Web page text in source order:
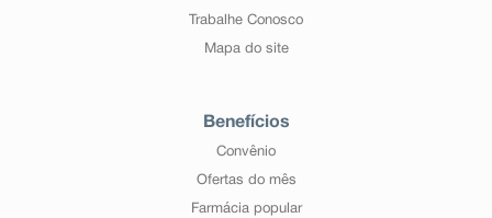
Trabalhe Conosco
Mapa do site
Benefícios
Convênio
Ofertas do mês
Farmácia popular